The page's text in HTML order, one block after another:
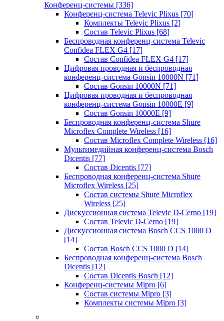
Конференц-системы [336]
Конференц-система Televic Plixus [70]
Комплекты Televic Plixus [2]
Состав Televic Plixus [68]
Беспроводная конференц-система Televic
Confidea FLEX G4 [17]
Состав Confidea FLEX G4 [17]
Цифровая проводная и беспроводная
конференц-система Gonsin 10000N [71]
Состав Gonsin 10000N [71]
Цифровая проводная и беспроводная
конференц-система Gonsin 10000E [9]
Состав Gonsin 10000E [9]
Беспроводная конференц-система Shure
Microflex Complete Wireless [16]
Состав Microflex Complete Wireless [16]
Мультимедийная конференц-система Bosch
Dicentis [77]
Состав Dicentis [77]
Беспроводная конференц-система Shure
Microflex Wireless [25]
Состав системы Shure Microflex
Wireless [25]
Дискуссионная система Televic D-Cerno [19]
Состав Televic D-Cerno [19]
Дискуссионная система Bosch CCS 1000 D
[14]
Состав Bosch CCS 1000 D [14]
Беспроводная конференц-система Bosch
Dicentis [12]
Состав Dicentis Bosch [12]
Конференц-системы Mipro [6]
Состав системы Mipro [3]
Комплекты системы Mipro [3]